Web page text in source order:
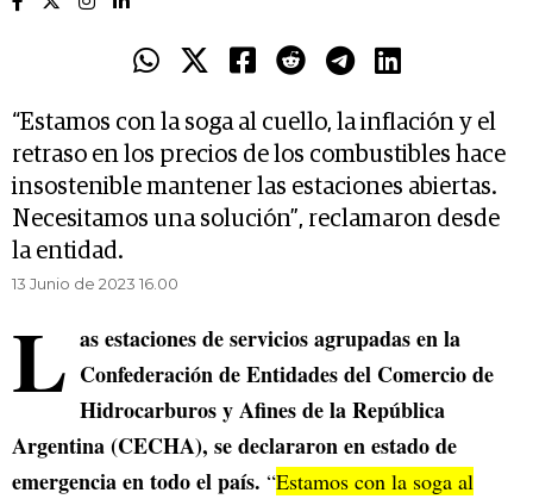
“Estamos con la soga al cuello, la inflación y el
retraso en los precios de los combustibles hace
insostenible mantener las estaciones abiertas.
Necesitamos una solución”, reclamaron desde
la entidad.
13 Junio de 2023 16.00
L as estaciones de servicios agrupadas en la
Confederación de Entidades del Comercio de
Hidrocarburos y Afines de la República
Argentina (CECHA), se declararon en estado de
emergencia en todo el país. “Estamos con la soga al